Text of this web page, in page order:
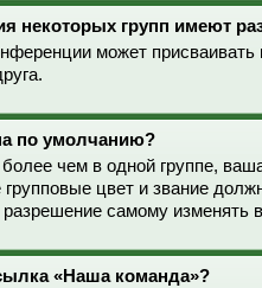
некоторых групп имеют
может
по умолчанию?
чем в одной группе,
групповые цвет и звание
разрешение самому
«Наша команда»?